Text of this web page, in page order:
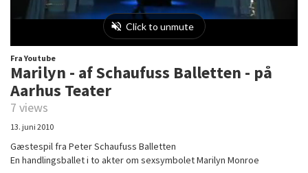
Fra Youtube
Marilyn - af Schaufuss Balletten - på
Aarhus Teater
7 views
13. juni 2010
Gæstespil fra Peter Schaufuss Balletten
En handlingsballet i to akter om sexsymbolet Marilyn Monroe